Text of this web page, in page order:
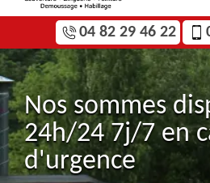
04 82 29 46 22
Nos sommes
24h/24 7j/7 en
d'urgence